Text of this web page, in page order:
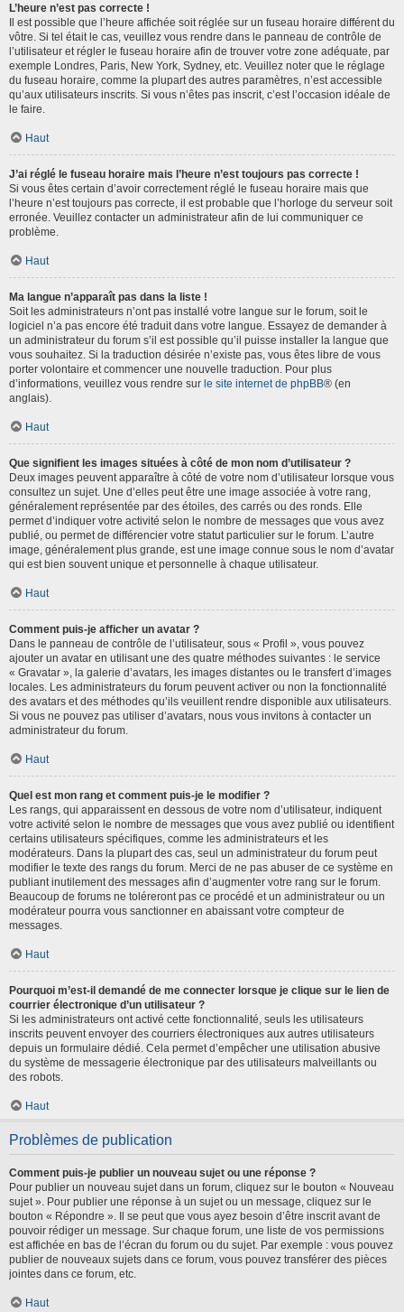
L’heure n’est pas correcte !
Il est possible que l’heure affichée soit réglée sur un fuseau horaire différent du
vôtre. Si tel était le cas, veuillez vous rendre dans le panneau de contrôle de
l’utilisateur et régler le fuseau horaire afin de trouver votre zone adéquate, par
exemple Londres, Paris, New York, Sydney, etc. Veuillez noter que le réglage
du fuseau horaire, comme la plupart des autres paramètres, n’est accessible
qu’aux utilisateurs inscrits. Si vous n’êtes pas inscrit, c’est l’occasion idéale de
le faire.
Haut
J’ai réglé le fuseau horaire mais l’heure n’est toujours pas correcte !
Si vous êtes certain d’avoir correctement réglé le fuseau horaire mais que
l’heure n’est toujours pas correcte, il est probable que l’horloge du serveur soit
erronée. Veuillez contacter un administrateur afin de lui communiquer ce
problème.
Haut
Ma langue n’apparaît pas dans la liste !
Soit les administrateurs n’ont pas installé votre langue sur le forum, soit le
logiciel n’a pas encore été traduit dans votre langue. Essayez de demander à
un administrateur du forum s’il est possible qu’il puisse installer la langue que
vous souhaitez. Si la traduction désirée n’existe pas, vous êtes libre de vous
porter volontaire et commencer une nouvelle traduction. Pour plus
d’informations, veuillez vous rendre sur le site internet de phpBB® (en
anglais).
Haut
Que signifient les images situées à côté de mon nom d’utilisateur ?
Deux images peuvent apparaître à côté de votre nom d’utilisateur lorsque vous
consultez un sujet. Une d’elles peut être une image associée à votre rang,
généralement représentée par des étoiles, des carrés ou des ronds. Elle
permet d’indiquer votre activité selon le nombre de messages que vous avez
publié, ou permet de différencier votre statut particulier sur le forum. L’autre
image, généralement plus grande, est une image connue sous le nom d’avatar
qui est bien souvent unique et personnelle à chaque utilisateur.
Haut
Comment puis-je afficher un avatar ?
Dans le panneau de contrôle de l’utilisateur, sous « Profil », vous pouvez
ajouter un avatar en utilisant une des quatre méthodes suivantes : le service
« Gravatar », la galerie d’avatars, les images distantes ou le transfert d’images
locales. Les administrateurs du forum peuvent activer ou non la fonctionnalité
des avatars et des méthodes qu’ils veuillent rendre disponible aux utilisateurs.
Si vous ne pouvez pas utiliser d’avatars, nous vous invitons à contacter un
administrateur du forum.
Haut
Quel est mon rang et comment puis-je le modifier ?
Les rangs, qui apparaissent en dessous de votre nom d’utilisateur, indiquent
votre activité selon le nombre de messages que vous avez publié ou identifient
certains utilisateurs spécifiques, comme les administrateurs et les
modérateurs. Dans la plupart des cas, seul un administrateur du forum peut
modifier le texte des rangs du forum. Merci de ne pas abuser de ce système en
publiant inutilement des messages afin d’augmenter votre rang sur le forum.
Beaucoup de forums ne toléreront pas ce procédé et un administrateur ou un
modérateur pourra vous sanctionner en abaissant votre compteur de
messages.
Haut
Pourquoi m’est-il demandé de me connecter lorsque je clique sur le lien de
courrier électronique d’un utilisateur ?
Si les administrateurs ont activé cette fonctionnalité, seuls les utilisateurs
inscrits peuvent envoyer des courriers électroniques aux autres utilisateurs
depuis un formulaire dédié. Cela permet d’empêcher une utilisation abusive
du système de messagerie électronique par des utilisateurs malveillants ou
des robots.
Haut
Problèmes de publication
Comment puis-je publier un nouveau sujet ou une réponse ?
Pour publier un nouveau sujet dans un forum, cliquez sur le bouton « Nouveau
sujet ». Pour publier une réponse à un sujet ou un message, cliquez sur le
bouton « Répondre ». Il se peut que vous ayez besoin d’être inscrit avant de
pouvoir rédiger un message. Sur chaque forum, une liste de vos permissions
est affichée en bas de l’écran du forum ou du sujet. Par exemple : vous pouvez
publier de nouveaux sujets dans ce forum, vous pouvez transférer des pièces
jointes dans ce forum, etc.
Haut